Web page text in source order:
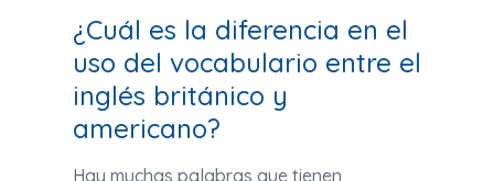
¿Cuál es la diferencia en el
uso del vocabulario entre el
inglés británico y
americano?
Hay muchas palabras que tienen